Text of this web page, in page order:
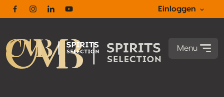
FacebookInstagram
LinkedinYoutube
Einloggen
Menu
Footer